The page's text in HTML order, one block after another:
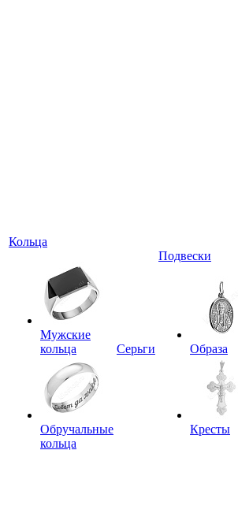
Кольца
Мужские
кольца
Обручальные
кольца
Серьги
Подвески
Образа
Кресты